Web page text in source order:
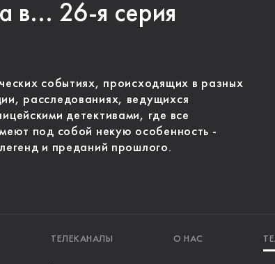
в... 26-я серия
событиях, происходящих в разных
расследованиях, ведущихся
детективами, где все
под собой некую особенность -
и преданий прошлого.
ТЕЛЕКАНАЛЫ О НАС